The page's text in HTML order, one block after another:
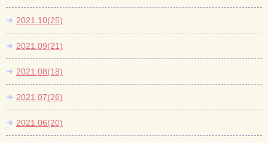
2021.10(25)
2021.09(21)
2021.08(18)
2021.07(26)
2021.06(20)